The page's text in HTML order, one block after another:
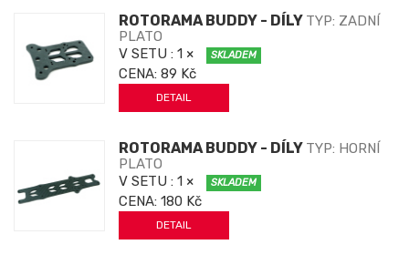
ROTORAMA BUDDY - DÍLY TYP: ZADNÍ
PLATO
V SETU : 1 × SKLADEM
CENA: 89 Kč
DETAIL
ROTORAMA BUDDY - DÍLY TYP: HORNÍ
PLATO
V SETU : 1 × SKLADEM
CENA: 180 Kč
DETAIL